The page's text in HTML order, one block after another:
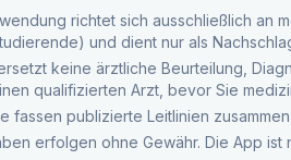
richtet sich ausschließlich an
und dient nur als
keine ärztliche Beurteilung,
qualifizierten Arzt, bevor Sie
fassen publizierte Leitlinien
erfolgen ohne Gewähr. Die App